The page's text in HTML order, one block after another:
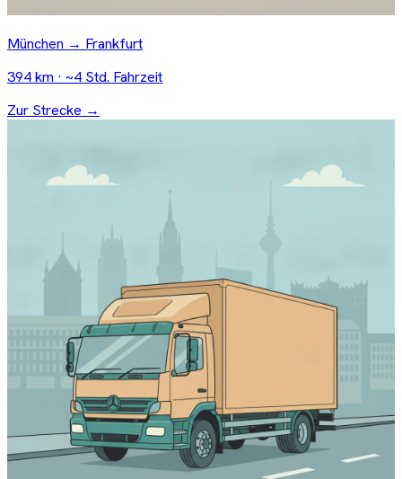
München → Frankfurt
394 km · ~4 Std. Fahrzeit
Zur Strecke →